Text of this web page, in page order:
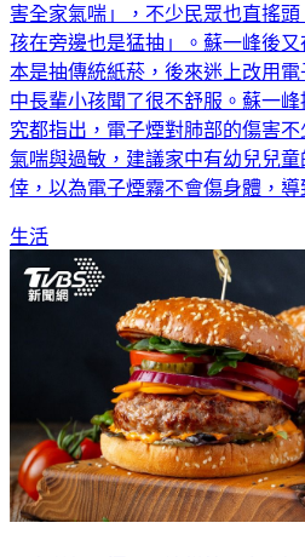
孩在旁邊也是猛抽」。蘇一峰後
本是抽傳統紙菸，後來迷上改用
中長輩小孩聞了很不舒服。蘇一
究都指出，電子煙對肺部的傷害
氣喘與過敏，建議家中有幼兒兒
倖，以為電子煙霧不會傷身體，